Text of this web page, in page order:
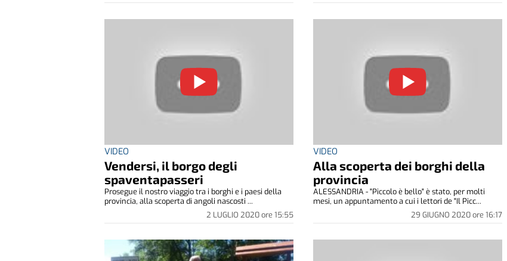
VIDEO
Vendersi, il borgo degli
spaventapasseri
2 LUGLIO 2020ore 15:55
Prosegue il nostro viaggio tra i borghi e i paesi della
provincia, alla scoperta di angoli nascosti ...
VIDEO
Alla scoperta dei borghi della
provincia
29 GIUGNO 2020ore 16:17
ALESSANDRIA - "Piccolo è bello" è stato, per molti
mesi, un appuntamento a cui i lettori de "Il Picc...